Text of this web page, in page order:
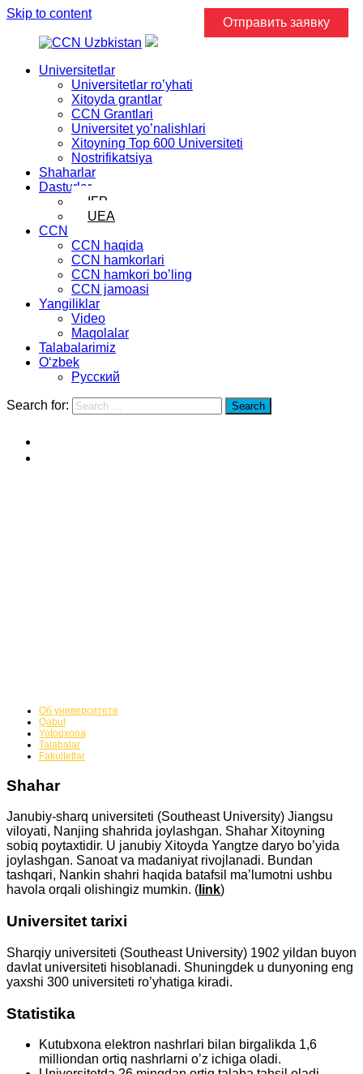
Skip to content
Universitetlar
Universitetlar ro’yhati
Xitoyda grantlar
CCN Grantlari
Universitet yo’nalishlari
Xitoyning Top 600 Universiteti
Nostrifikatsiya
Shaharlar
Dasturlar
IFP
UEA
CCN
CCN haqida
CCN hamkorlari
CCN hamkori bo’ling
CCN jamoasi
Yangiliklar
Video
Maqolalar
Talabalarimiz
Oʻzbek
Русский
Search for: Search
Отправить заявку
Об университете
Qabul
Yotoqxona
Talabalar
Fakultetlar
Shahar
Janubiy-sharq universiteti (Southeast University) Jiangsu
viloyati, Nanjing shahrida joylashgan. Shahar Xitoyning
sobiq poytaxtidir. U janubiy Xitoyda Yangtze daryo bo’yida
joylashgan. Sanoat va madaniyat rivojlanadi. Bundan
tashqari, Nankin shahri haqida batafsil ma’lumotni ushbu
havola orqali olishingiz mumkin. ( link)
Universitet tarixi
Sharqiy universiteti (Southeast University) 1902 yildan buyon
davlat universiteti hisoblanadi. Shuningdek u dunyoning eng
yaxshi 300 universiteti ro’yhatiga kiradi.
Statistika
Kutubxona elektron nashrlari bilan birgalikda 1,6
milliondan ortiq nashrlarni o’z ichiga oladi.